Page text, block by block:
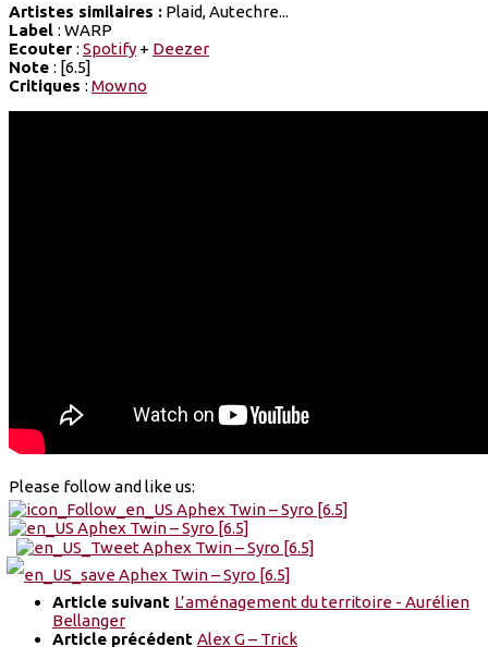
Artistes similaires : Plaid, Autechre...
Label : WARP
Ecouter : Spotify + Deezer
Note : [6.5]
Critiques : Mowno
Please follow and like us:
Article suivant L’aménagement du territoire - Aurélien
Bellanger
Article précédent Alex G – Trick